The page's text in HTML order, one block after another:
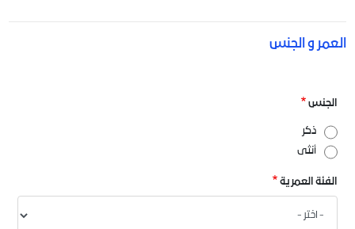
العمر و الجنس
الجنس
ذكر
أنثى
الفئة العمرية